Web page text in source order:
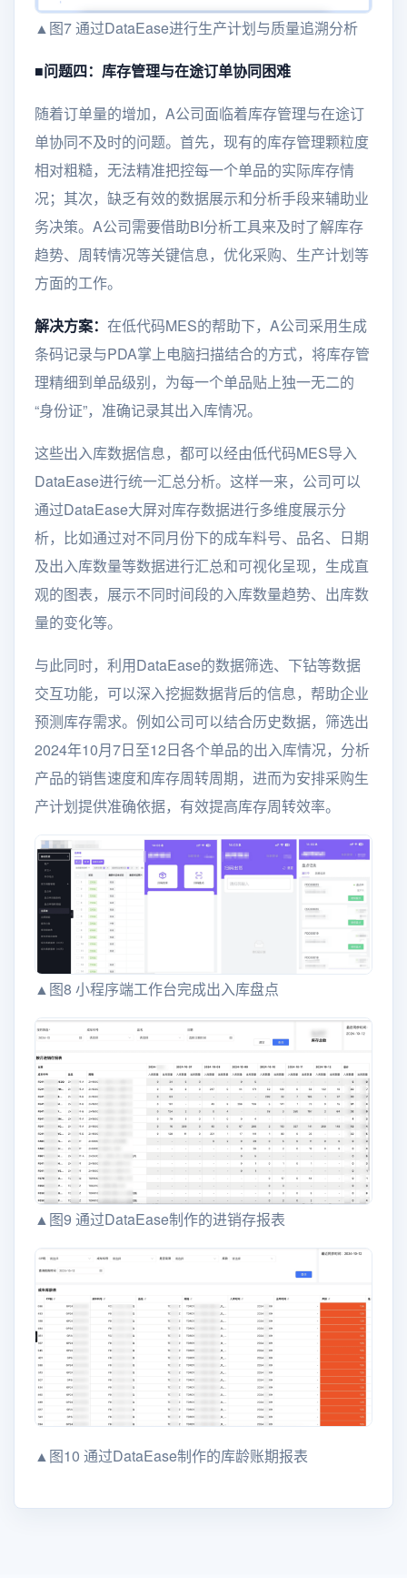
▲图7 通过DataEase进行生产计划与质量追溯分析
■问题四：库存管理与在途订单协同困难
随着订单量的增加，A公司面临着库存管理与在途订
单协同不及时的问题。首先，现有的库存管理颗粒度
相对粗糙，无法精准把控每一个单品的实际库存情
况；其次，缺乏有效的数据展示和分析手段来辅助业
务决策。A公司需要借助BI分析工具来及时了解库存
趋势、周转情况等关键信息，优化采购、生产计划等
方面的工作。
解决方案： 在低代码MES的帮助下，A公司采用生成
条码记录与PDA掌上电脑扫描结合的方式，将库存管
理精细到单品级别，为每一个单品贴上独一无二的
“身份证”，准确记录其出入库情况。
这些出入库数据信息，都可以经由低代码MES导入
DataEase进行统一汇总分析。这样一来，公司可以
通过DataEase大屏对库存数据进行多维度展示分
析，比如通过对不同月份下的成车料号、品名、日期
及出入库数量等数据进行汇总和可视化呈现，生成直
观的图表，展示不同时间段的入库数量趋势、出库数
量的变化等。
与此同时，利用DataEase的数据筛选、下钻等数据
交互功能，可以深入挖掘数据背后的信息，帮助企业
预测库存需求。例如公司可以结合历史数据，筛选出
2024年10月7日至12日各个单品的出入库情况，分析
产品的销售速度和库存周转周期，进而为安排采购生
产计划提供准确依据，有效提高库存周转效率。
▲图8 小程序端工作台完成出入库盘点
▲图9 通过DataEase制作的进销存报表
▲图10 通过DataEase制作的库龄账期报表